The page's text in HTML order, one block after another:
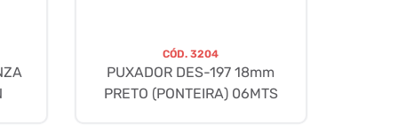
CÓD.3204
PUXADOR DES-197 18mm
PRETO (PONTEIRA) 06MTS